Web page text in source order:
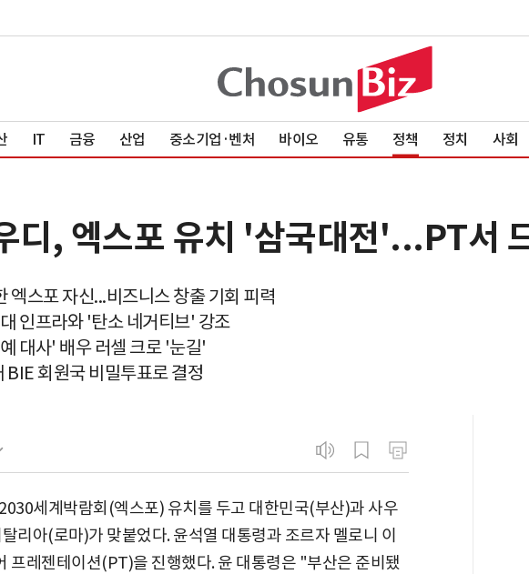
IT 금융 산업 중소기업·벤처 바이오 유통 정책 정치 사회
디, 엑스포 유치 '삼국대전'...PT서
엑스포 자신...비즈니스 창출 기회 피력
인프라와 '탄소 네거티브' 강조
대사' 배우 러셀 크로 '눈길'
회원국 비밀투표로 결정
세계박람회(엑스포) 유치를 두고 대한민국(부산)과 사우
리아(로마)가 맞붙었다. 윤석열 대통령과 조르자 멜로니 이
프레젠테이션(PT)을 진행했다. 윤 대통령은 "부산은 준비됐